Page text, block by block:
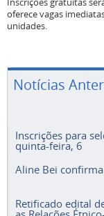
Inscrições gratuitas
oferece vagas
unidades.
Notícias
Inscrições para
quinta-feira, 6
Aline Bei
Retificado edital